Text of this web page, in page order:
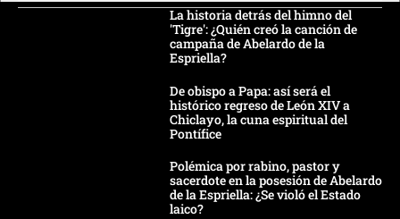
La historia detrás del himno del
'Tigre': ¿Quién creó la canción de
campaña de Abelardo de la
Espriella?
De obispo a Papa: así será el
histórico regreso de León XIV a
Chiclayo, la cuna espiritual del
Pontífice
Polémica por rabino, pastor y
sacerdote en la posesión de Abelardo
de la Espriella: ¿Se violó el Estado
laico?